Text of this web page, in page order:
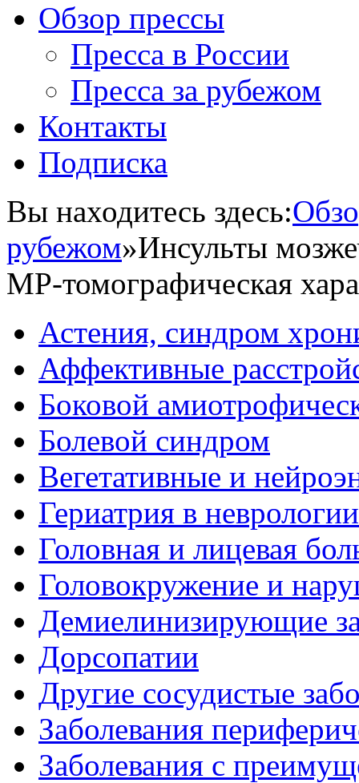
Обзор прессы
Пресса в России
Пресса за рубежом
Контакты
Подписка
Вы находитесь здесь:
рубежом»Инсульты
МР-томографическая
Астения, синдром
Аффективные
Боковой
Болевой синдром
Вегетативные и
Гериатрия в неврологии
Головная и лицевая
Головокружение и
Демиелинизирующие
Дорсопатии
Другие сосудистые
Заболевания
Заболевания с